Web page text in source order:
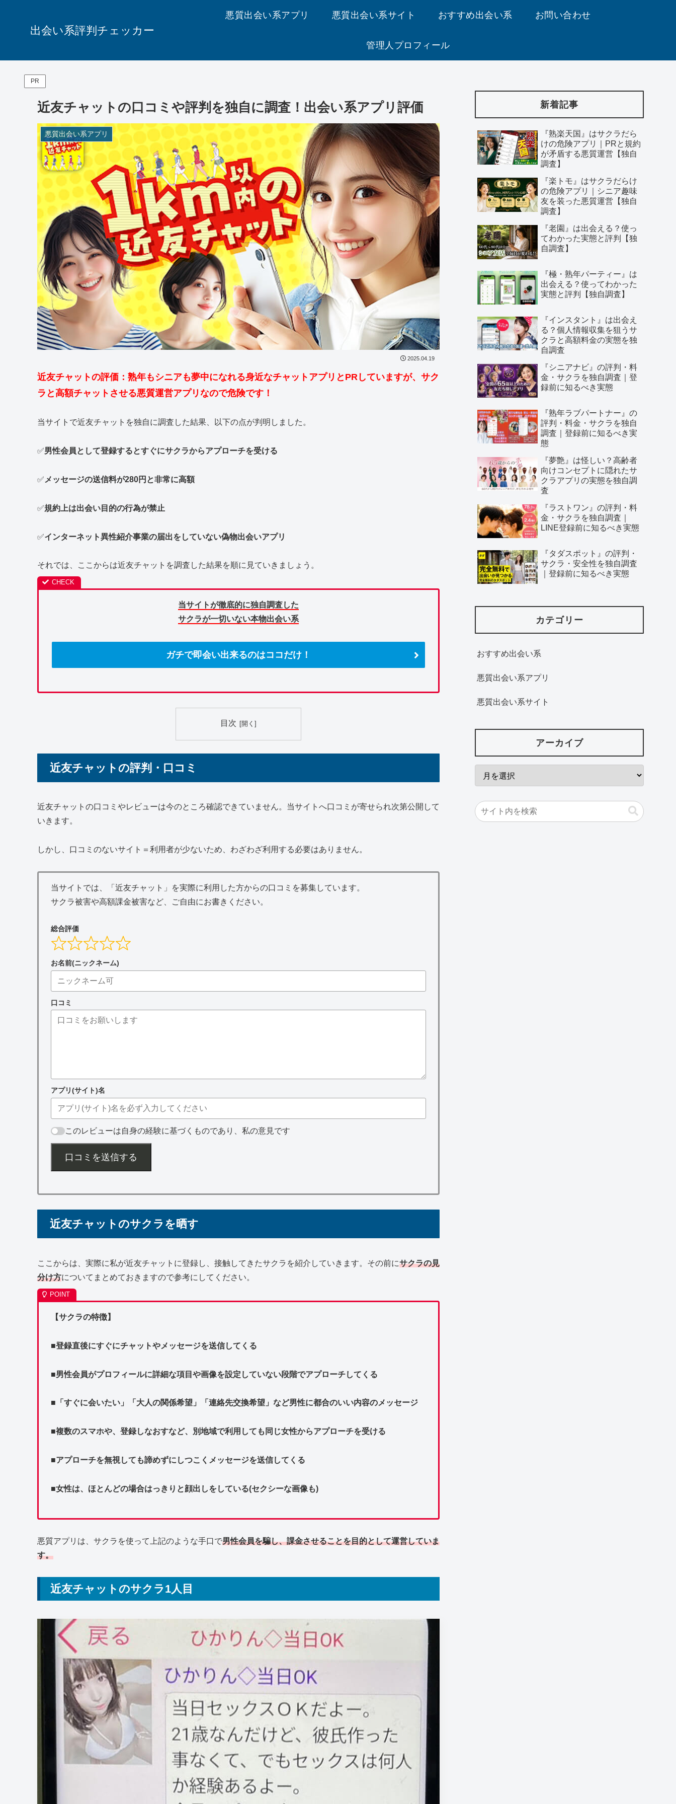
出会い系評判チェッカー
悪質出会い系アプリ 悪質出会い系サイト おすすめ出会い系 お問い合わせ
管理人プロフィール
PR
近友チャットの口コミや評判を独自に調査！出会い系アプリ評価
悪質出会い系アプリ
2025.04.19
近友チャットの評価：熟年もシニアも夢中になれる身近なチャット アプリとPRしていますが、サク
ラと高額チャットさせる悪質運営アプリなので危険です！
当サイトで近友チャットを独自に調査した結果、以下の点が判明しました。
✅男性会員として登録するとすぐにサクラからアプローチを受ける
✅ メッセージの送信料が280円と非常に高額
✅規約上は出会い目的の行為が禁止
✅インターネット異性紹介事業の届出をしていない偽物出会いアプリ
それでは、ここからは近友チャットを調査した結果を順に見ていきましょう。
当サイトが徹底的に独自調査した
サクラが一切いない本物出会い系
ガチで即会い出来るのはココだけ！
目次
近友チャットの評判・口コミ
近友チャットの口コミやレビューは今のところ確認できていません。当サイトへ口コミが寄せられ次第公開して
いきます。
しかし、口コミのないサイト＝利用者が少ないため、わざわざ利用する必要はありません。
当サイトでは、「近友チャット」を実際に利用した方からの口コミを募集しています。
サクラ被害や高額課金被害など、ご自由にお書きください。
総合評価
お名前(ニックネーム)
口コミ
アプリ(サイト)名
このレビューは自身の経験に基づくものであり、私の意見です
口コミを送信する
近友チャットのサクラを晒す
ここからは、実際に私が近友チャットに登録し、接触してきたサクラを紹介していきます。その前にサクラの見
分け方についてまとめておきますので参考にしてください。
【サクラの特徴】
■登録直後にすぐにチャットやメッセージを送信してくる
■男性会員がプロフィールに詳細な項目や画像を設定していない段階でアプローチしてくる
■「すぐに会いたい」「大人の関係希望」「連絡先交換希望」など男性に都合のいい内容のメッセージ
■複数のスマホや、登録しなおすなど、別地域で利用しても同じ女性からアプローチを受ける
■アプローチを無視しても諦めずにしつこくメッセージを送信してくる
■女性は、ほとんどの場合はっきりと顔出しをしている(セクシーな画像も)
悪質アプリは、サクラを使って上記のような手口で男性会員を騙し、課金させることを目的として運営していま
す。
近友チャットのサクラ1人目
新着記事
『熟楽天国』はサクラだら
けの危険アプリ｜PRと規約
が矛盾する悪質運営【独自
調査】
『楽トモ』はサクラだらけ
の危険アプリ｜シニア趣味
友を装った悪質運営【独自
調査】
『老園』は出会える？使っ
てわかった実態と評判【独
自調査】
『極・熟年パーティー』は
出会える？使ってわかった
実態と評判【独自調査】
『インスタント』は出会え
る？個人情報収集を狙うサ
クラと高額料金の実態を独
自調査
『シニアナビ』の評判・料
金・サクラを独自調査｜登
録前に知るべき実態
『熟年ラブパートナー』の
評判・料金・サクラを独自
調査｜登録前に知るべき実
態
『夢艶』は怪しい？高齢者
向けコンセプトに隠れたサ
クラアプリの実態を独自調
査
『ラストワン』の評判・料
金・サクラを独自調査｜
LINE登録前に知るべき実態
『タダスポット』の評判・
サクラ・安全性を独自調査
｜登録前に知るべき実態
カテゴリー
おすすめ出会い系
悪質出会い系アプリ
悪質出会い系サイト
アーカイブ